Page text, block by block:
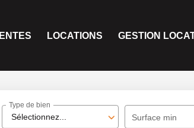
LOCATIONS GESTION
Sélectionnez...
Type de bien
Surface min